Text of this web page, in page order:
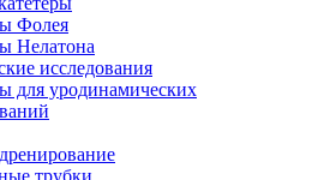
Фолея
Нелатона
исследования
для уродинамических
трубки